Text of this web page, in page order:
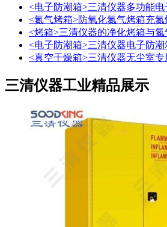
<电子防潮箱>三清仪器多功能
<氮气烤箱>防氧化氮气烤箱充
<烤箱>三清仪器的净化烤箱与氮
<电子防潮箱>三清仪器电子防
<真空干燥箱>三清仪器无尘室
三清仪器工业精品展示